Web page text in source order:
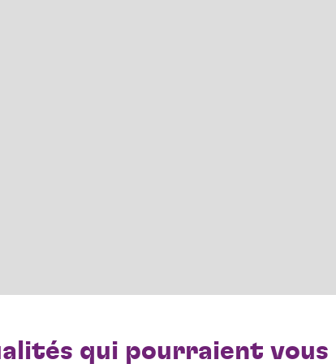
qui pourraient vous